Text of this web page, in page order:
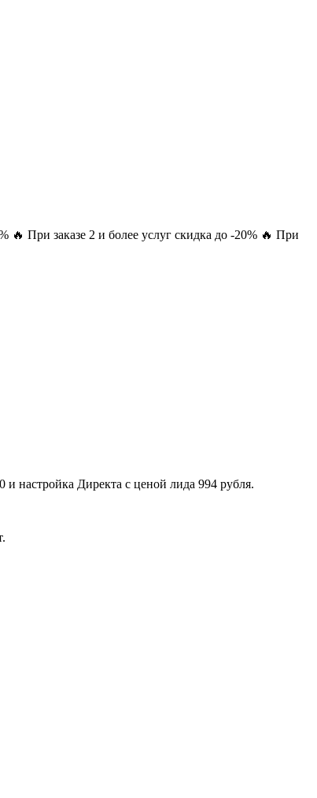
🔥 При заказе 2 и более услуг скидка до -20% 🔥 При
настройка Директа с ценой лида 994 рубля.